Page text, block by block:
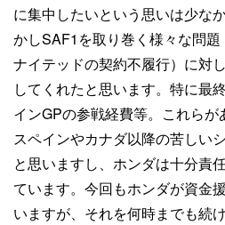
に集中したいという思いは少な
かしSAF1を取り巻く様々な問
ナイテッドの契約不履行）に対
してくれたと思います。特に最
インGPの参戦経費等。これら
スペインやカナダ以降の苦しい
と思いますし、ホンダは十分責
ています。今回もホンダが資金
いますが、それを何時までも続